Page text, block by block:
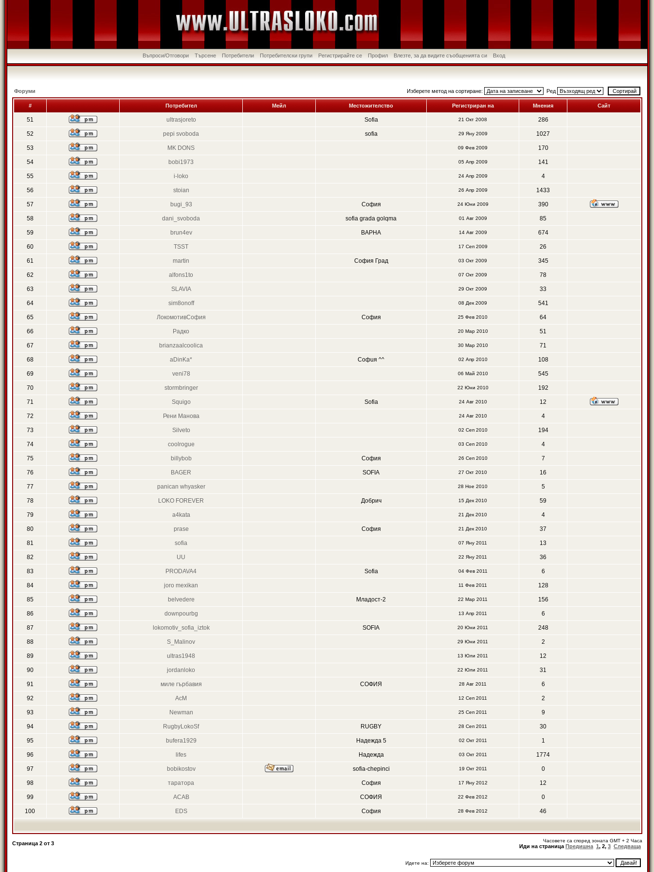
Въпроси/Отговори Търсене Потребители Потребителски групи Регистрирайте се Профил Влезте, за да видите съобщенията си Вход
Форуми Изберете метод на сортиране: Ред
# Потребител Мейл Местожителство Регистриран на Мнения Сайт
51 ultrasjoreto Sofia 21 Окт 2008 286
52 pepi svoboda sofia 29 Яну 2009 1027
53 MK DONS 09 Фев 2009 170
54 bobi1973 05 Апр 2009 141
55 i-loko 24 Апр 2009 4
56 stoian 26 Апр 2009 1433
57 bugi_93 София 24 Юни 2009 390
58 dani_svoboda sofia grada golqma 01 Авг 2009 85
59 brun4ev ВАРНА 14 Авг 2009 674
60 TSST 17 Сеп 2009 26
61 martin София Град 03 Окт 2009 345
62 alfons1to 07 Окт 2009 78
63 SLAVIA 29 Окт 2009 33
64 sim8onoff 08 Дек 2009 541
65 ЛокомотивСофия София 25 Фев 2010 64
66 Радко 20 Мар 2010 51
67 brianzaalcoolica 30 Мар 2010 71
68 aDinKa* Софuя ^^ 02 Апр 2010 108
69 veni78 06 Май 2010 545
70 stormbringer 22 Юни 2010 192
71 Squigo Sofia 24 Авг 2010 12
72 Рени Манова 24 Авг 2010 4
73 Silveto 02 Сеп 2010 194
74 coolrogue 03 Сеп 2010 4
75 billybob София 26 Сеп 2010 7
76 BAGER SOFIA 27 Окт 2010 16
77 panican whyasker 28 Ное 2010 5
78 LOKO FOREVER Добрич 15 Дек 2010 59
79 a4kata 21 Дек 2010 4
80 prase София 21 Дек 2010 37
81 sofia 07 Яну 2011 13
82 UU 22 Яну 2011 36
83 PRODAVA4 Sofia 04 Фев 2011 6
84 joro mexikan 11 Фев 2011 128
85 belvedere Младост-2 22 Мар 2011 156
86 downpourbg 13 Апр 2011 6
87 lokomotiv_sofia_iztok SOFIA 20 Юни 2011 248
88 S_Malinov 29 Юни 2011 2
89 ultras1948 13 Юли 2011 12
90 jordanloko 22 Юли 2011 31
91 миле гърбавия СОФИЯ 28 Авг 2011 6
92 AcM 12 Сеп 2011 2
93 Newman 25 Сеп 2011 9
94 RugbyLokoSf RUGBY 28 Сеп 2011 30
95 bufera1929 Надежда 5 02 Окт 2011 1
96 lifes Надежда 03 Окт 2011 1774
97 bobikostov sofia-chepinci 19 Окт 2011 0
98 таратора София 17 Яну 2012 12
99 ACAB СОФИЯ 22 Фев 2012 0
100 EDS София 28 Фев 2012 46
Страница 2 от 3 Часовете са според зоната GMT + 2 Часа
Иди на страница Предишна 1, 2, 3 Следваща
Идете на: